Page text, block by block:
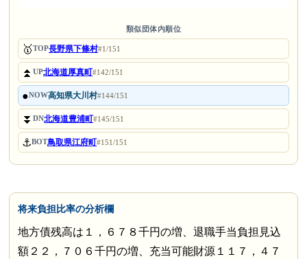
類似団体内順位
🥇TOP長野県下條村#1/151
⏫UP北海道厚真町#142/151
●NOW高知県大川村#144/151
⏬DN北海道豊浦町#145/151
⚓BOT鳥取県江府町#151/151
将来負担比率の分析欄
地方債残高は１，６７８千円の増、退職手当負担見込
額２２，７０６千円の増、充当可能財源１１７，４７